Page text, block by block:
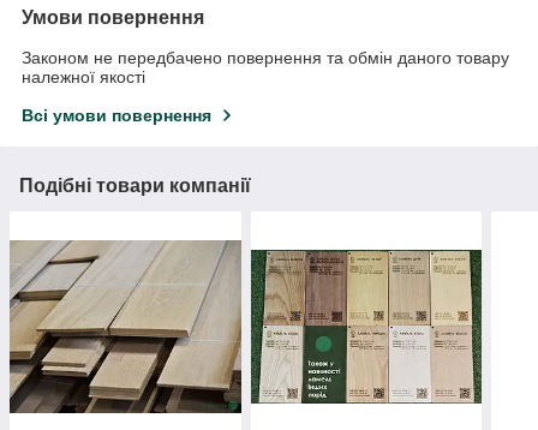
Умови повернення
Законом не передбачено повернення та обмін даного товару
належної якості
Всі умови повернення
Подібні товари компанії